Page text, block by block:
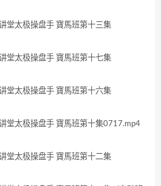
太极操盘手 寶馬班第十三集
太极操盘手 寶馬班第十七集
太极操盘手 寶馬班第十六集
堂太极操盘手 寶馬班第十集0717.mp4
太极操盘手 寶馬班第十二集